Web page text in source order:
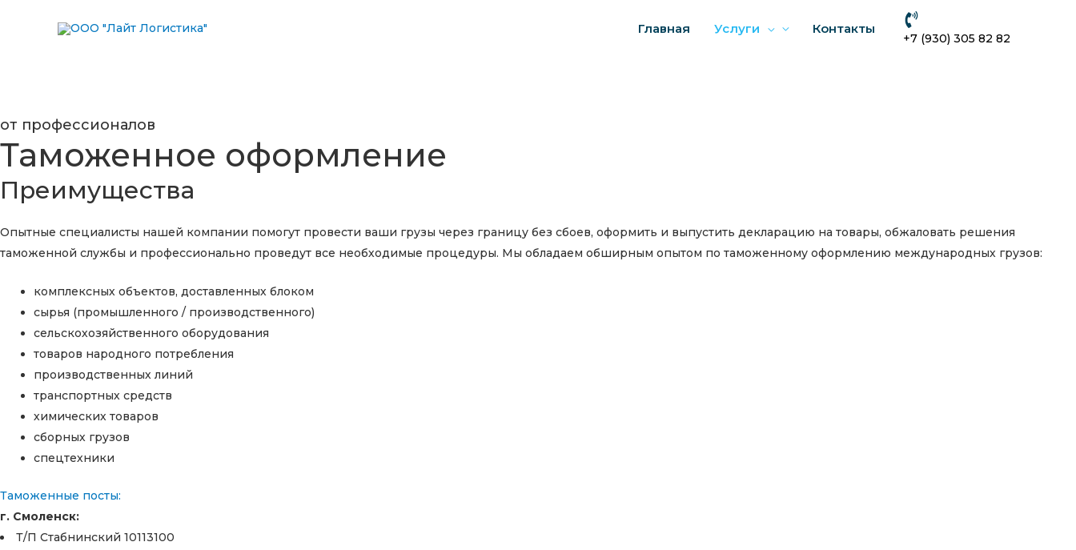
Главная Услуги Контакты
+7 (930) 305 82 82
от профессионалов
Таможенное оформление
Преимущества
Опытные специалисты нашей компании помогут провести ваши грузы через границу без сбоев, оформить и выпустить декларацию на товары, обжаловать решения
таможенной службы и профессионально проведут все необходимые процедуры. Мы обладаем обширным опытом по таможенному оформлению международных грузов:
комплексных объектов, доставленных блоком
сырья (промышленного / производственного)
сельскохозяйственного оборудования
товаров народного потребления
производственных линий
транспортных средств
химических товаров
сборных грузов
спецтехники
Таможенные посты:
г. Смоленск:
Т/П Стабнинский 10113100